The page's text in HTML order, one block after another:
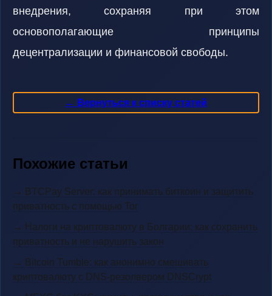
внедрения, сохраняя при этом
основополагающие принципы
децентрализации и финансовой свободы.
← Вернуться к списку статей
Похожие статьи
→ BTCPay Server: как принимать биткоин и защитить
приватность с помощью Tor
→ Налоги на криптовалюту в Болгарии: как сохранить
приватность и не нарушить закон
→ Bitcoin Tumble: как анонимно смешивать
криптовалюту с DNS-резолвером DNSCrypt